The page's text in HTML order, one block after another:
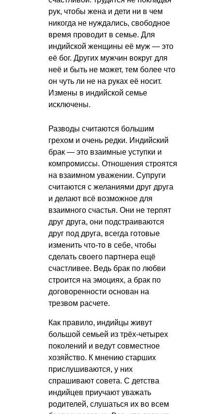
рук, чтобы жена и дети ни в чем
никогда не нуждались, свободное
время проводит в семье. Для
индийской женщины её муж — это
её бог. Других мужчин вокруг для
неё и быть не может, тем более что
он чуть ли не на руках её носит.
Измены в индийской семье
исключены.
Разводы считаются большим
грехом и очень редки. Индийский
брак — это взаимные уступки и
компромиссы. Отношения строятся
на взаимном уважении. Супруги
считаются с желаниями друг друга
и делают всё возможное для
взаимного счастья. Они не терпят
друг друга, они подстраиваются
друг под друга, всегда готовые
изменить что-то в себе, чтобы
сделать своего партнера ещё
счастливее. Ведь брак по любви
строится на эмоциях, а брак по
договоренности основан на
трезвом расчете.
Как правило, индийцы живут
большой семьей из трёх-четырех
поколений и ведут совместное
хозяйство. К мнению старших
прислушиваются, у них
спрашивают совета. С детства
индийцев приучают уважать
родителей, слушаться их во всем